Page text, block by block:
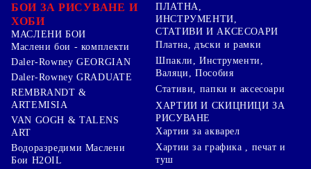
БОИ ЗА РИСУВАНЕ И
ХОБИ
МАСЛЕНИ БОИ
Маслени бои - комплекти
Daler-Rowney GEORGIAN
Daler-Rowney GRADUATE
REMBRANDT &
ARTEMISIA
VAN GOGH & TALENS
ART
Водоразредими Маслени
Бои H2OIL
ПЛАТНА,
ИНСТРУМЕНТИ,
СТАТИВИ И АКСЕСОАРИ
Платна, дъски и рамки
Шпакли, Инструменти,
Валяци, Пособия
Стативи, папки и аксесоари
ХАРТИИ И СКИЦНИЦИ ЗА
РИСУВАНЕ
Хартии за акварел
Хартии за графика , печат и
туш